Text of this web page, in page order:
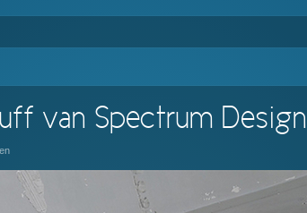
van Spectrum Design